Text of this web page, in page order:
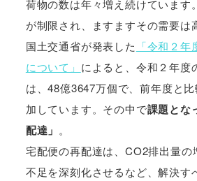
荷物の数は年々増え続けています
が制限され、ますますその需要は
国土交通省が発表した 「令和２
について」 によると、令和２年度
は、48億3647万個で、前年度と
加しています。その中で課題とな
配達」 。
宅配便の再配達は、CO2排出量の
不足を深刻化させるなど、解決す